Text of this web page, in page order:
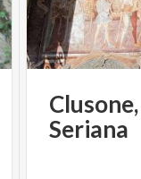
Clusone,
Seriana